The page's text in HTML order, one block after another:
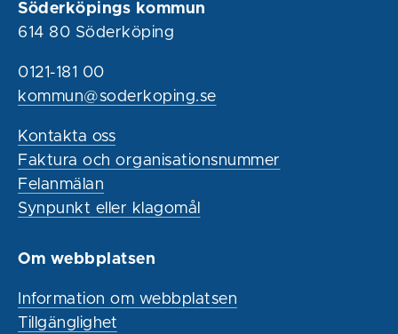
Söderköpings kommun
614 80 Söderköping
0121-181 00
kommun@soderkoping.se
Kontakta oss
Faktura och organisationsnummer
Felanmälan
Synpunkt eller klagomål
Om webbplatsen
Information om webbplatsen
Tillgänglighet